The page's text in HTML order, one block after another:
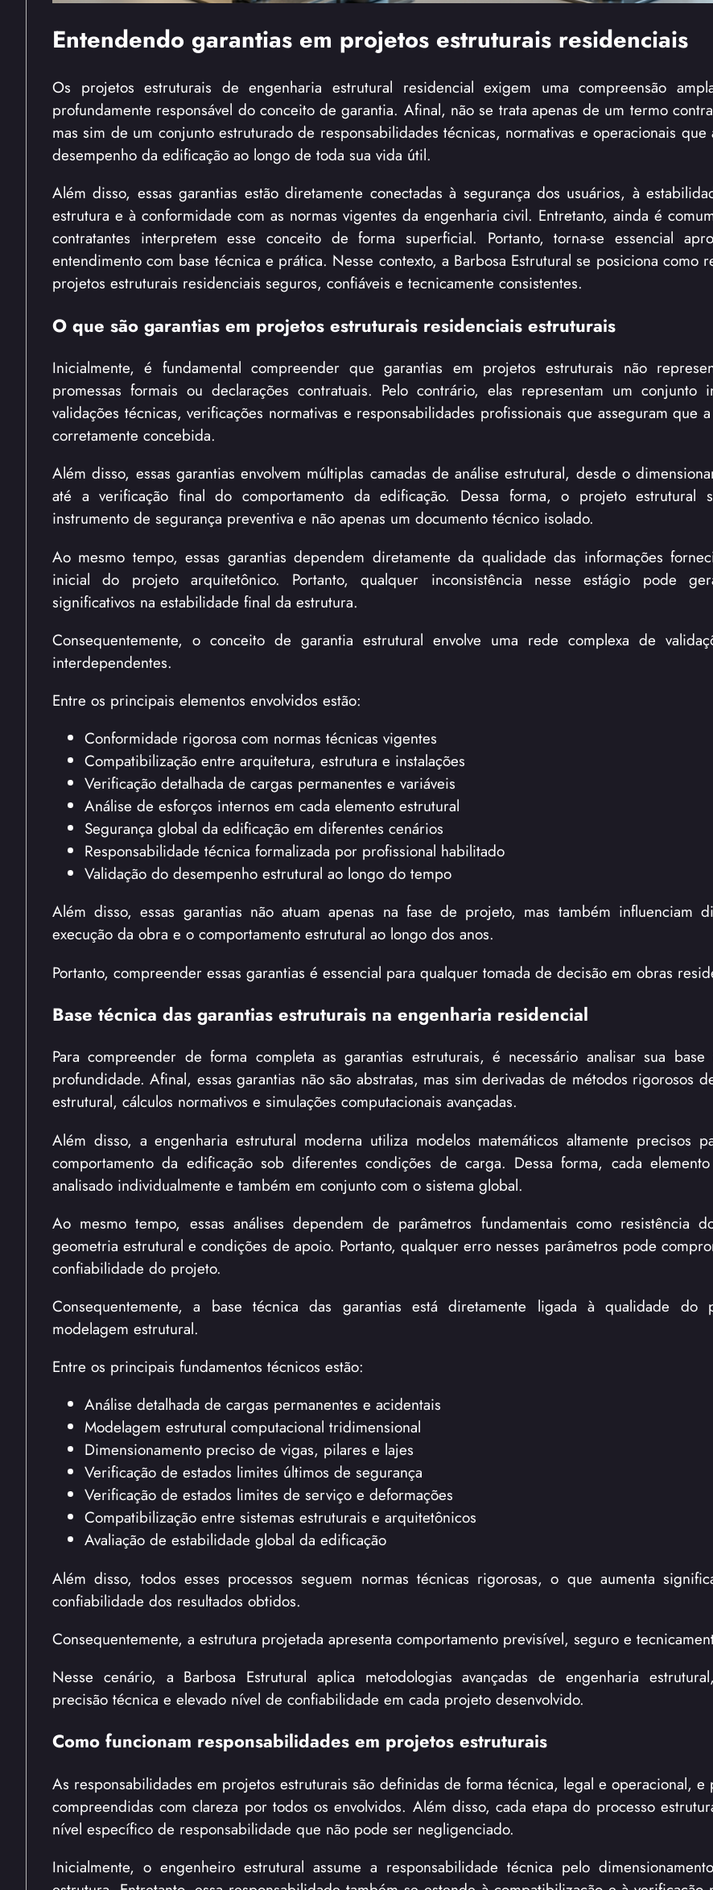
Entendendo garantias em projetos estruturais residenciais
Os projetos estruturais de engenharia estrutural residencial exigem uma compreensão
profundamente responsável do conceito de garantia. Afinal, não se trata apenas de um termo
mas sim de um conjunto estruturado de responsabilidades técnicas, normativas e operacionais que
desempenho da edificação ao longo de toda sua vida útil.
Além disso, essas garantias estão diretamente conectadas à segurança dos usuários, à
estrutura e à conformidade com as normas vigentes da engenharia civil. Entretanto, ainda é
contratantes interpretem esse conceito de forma superficial. Portanto, torna-se essencial
entendimento com base técnica e prática. Nesse contexto, a Barbosa Estrutural se posiciona como
projetos estruturais residenciais seguros, confiáveis e tecnicamente consistentes.
O que são garantias em projetos estruturais residenciais estruturais
Inicialmente, é fundamental compreender que garantias em projetos estruturais não
promessas formais ou declarações contratuais. Pelo contrário, elas representam um conjunto
validações técnicas, verificações normativas e responsabilidades profissionais que asseguram que
corretamente concebida.
Além disso, essas garantias envolvem múltiplas camadas de análise estrutural, desde o
até a verificação final do comportamento da edificação. Dessa forma, o projeto estrutural
instrumento de segurança preventiva e não apenas um documento técnico isolado.
Ao mesmo tempo, essas garantias dependem diretamente da qualidade das informações
inicial do projeto arquitetônico. Portanto, qualquer inconsistência nesse estágio pode
significativos na estabilidade final da estrutura.
Consequentemente, o conceito de garantia estrutural envolve uma rede complexa de
interdependentes.
Entre os principais elementos envolvidos estão:
Conformidade rigorosa com normas técnicas vigentes
Compatibilização entre arquitetura, estrutura e instalações
Verificação detalhada de cargas permanentes e variáveis
Análise de esforços internos em cada elemento estrutural
Segurança global da edificação em diferentes cenários
Responsabilidade técnica formalizada por profissional habilitado
Validação do desempenho estrutural ao longo do tempo
Além disso, essas garantias não atuam apenas na fase de projeto, mas também influenciam
execução da obra e o comportamento estrutural ao longo dos anos.
Portanto, compreender essas garantias é essencial para qualquer tomada de decisão em obras
Base técnica das garantias estruturais na engenharia residencial
Para compreender de forma completa as garantias estruturais, é necessário analisar sua base
profundidade. Afinal, essas garantias não são abstratas, mas sim derivadas de métodos rigorosos
estrutural, cálculos normativos e simulações computacionais avançadas.
Além disso, a engenharia estrutural moderna utiliza modelos matemáticos altamente precisos
comportamento da edificação sob diferentes condições de carga. Dessa forma, cada
analisado individualmente e também em conjunto com o sistema global.
Ao mesmo tempo, essas análises dependem de parâmetros fundamentais como resistência
geometria estrutural e condições de apoio. Portanto, qualquer erro nesses parâmetros pode
confiabilidade do projeto.
Consequentemente, a base técnica das garantias está diretamente ligada à qualidade do
modelagem estrutural.
Entre os principais fundamentos técnicos estão:
Análise detalhada de cargas permanentes e acidentais
Modelagem estrutural computacional tridimensional
Dimensionamento preciso de vigas, pilares e lajes
Verificação de estados limites últimos de segurança
Verificação de estados limites de serviço e deformações
Compatibilização entre sistemas estruturais e arquitetônicos
Avaliação de estabilidade global da edificação
Além disso, todos esses processos seguem normas técnicas rigorosas, o que aumenta
confiabilidade dos resultados obtidos.
Consequentemente, a estrutura projetada apresenta comportamento previsível, seguro e
Nesse cenário, a Barbosa Estrutural aplica metodologias avançadas de engenharia
precisão técnica e elevado nível de confiabilidade em cada projeto desenvolvido.
Como funcionam responsabilidades em projetos estruturais
As responsabilidades em projetos estruturais são definidas de forma técnica, legal e operacional, e
compreendidas com clareza por todos os envolvidos. Além disso, cada etapa do processo
nível específico de responsabilidade que não pode ser negligenciado.
Inicialmente, o engenheiro estrutural assume a responsabilidade técnica pelo